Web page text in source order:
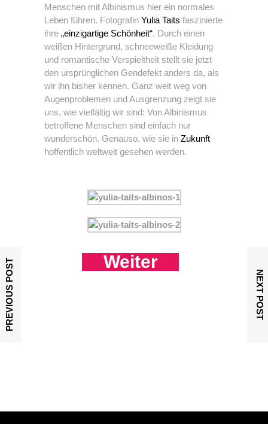
Menschen mit Albinismus hier ein normales
Leben führen. Fotografin Yulia Taits faszinierte
ihre „einzigartige Schönheit“. Durch einen
weißen Hintergrund, schneeweiße Kleidung
und romantische Verspieltheit stellt sie jetzt
den ursprünglichen Gendefekt anders da, als
wir ihn bisher kennen. Ganz weit weg von
Augenproblemen und Ausgrenzung zeigt sie
uns, wie vielfältig wir sind: Von Albinismus
betroffene Menschen sind einfach nur
wunderschön. Genauso, wie sie in Zukunft
hoffentlich weltweit gesehen werden.
Weiter
PREVIOUS POST NEXT POST